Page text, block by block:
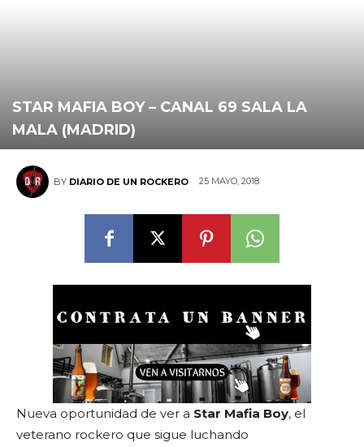
STAR MAFIA BOY – CANAL 69 SALA LA
MALA (MADRID)
BY DIARIO DE UN ROCKERO 25 MAYO, 2018
Nueva oportunidad de ver a Star Mafia Boy, el
veterano rockero que sigue luchando